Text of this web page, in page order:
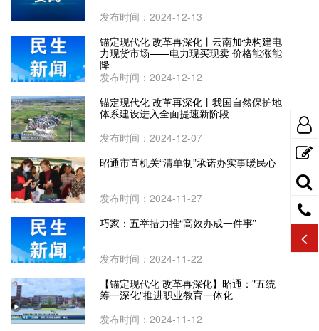
发布时间：2024-12-13
锚定现代化 改革再深化丨云南加快构建电
力现货市场——电力现买现卖 价格能涨能
降
发布时间：2024-12-12
锚定现代化 改革再深化丨我国自然保护地
体系建设进入全面提速新阶段
发布时间：2024-12-07
昭通市直机关“清单制”承诺办实事暖民心
发布时间：2024-11-27
巧家：五举措力推“高效办成一件事”
发布时间：2024-11-22
【锚定现代化 改革再深化】昭通："五统
筹一深化"推进职业教育一体化
发布时间：2024-11-12